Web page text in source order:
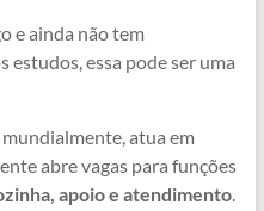
e ainda não tem
essa pode ser uma
atua em
abre vagas para funções
apoio e atendimento.